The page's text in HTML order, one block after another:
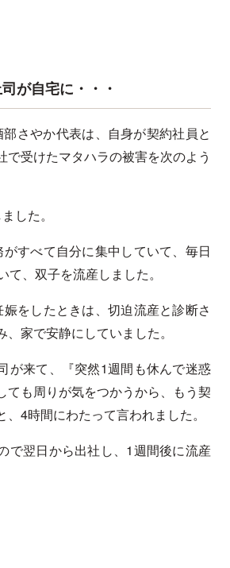
が自宅に・・・
さやか代表は、自身が契約社員と
で受けたマタハラの被害を次のよう
した。
すべて自分に集中していて、毎日
て、双子を流産しました。
をしたときは、切迫流産と診断さ
家で安静にしていました。
が来て、『突然1週間も休んで迷惑
ても周りが気をつかうから、もう契
4時間にわたって言われました。
で翌日から出社し、1週間後に流産